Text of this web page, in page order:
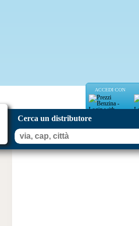
ACCEDI CON
Cerca un distributore